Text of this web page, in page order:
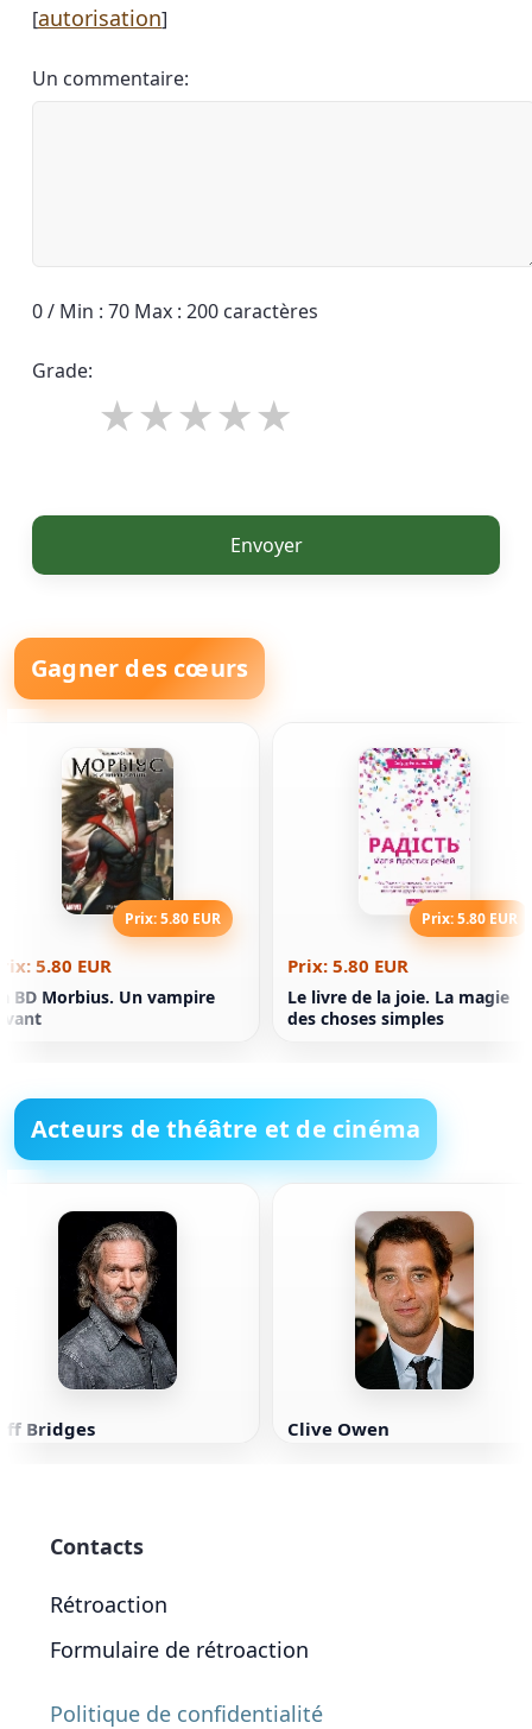
[autorisation]
Un commentaire:
0 / Min : 70 Max : 200 caractères
Grade:
Envoyer
Gagner des cœurs
Prix: 5.80 EUR
5.80 EUR
BD Morbius. Un vampire
Prix: 5.80 EUR
Prix: 5.80 EUR
Le livre de la joie. La magie
des choses simples
Acteurs de théâtre et de cinéma
Bridges Clive Owen
Contacts
Rétroaction
Formulaire de rétroaction
Politique de confidentialité